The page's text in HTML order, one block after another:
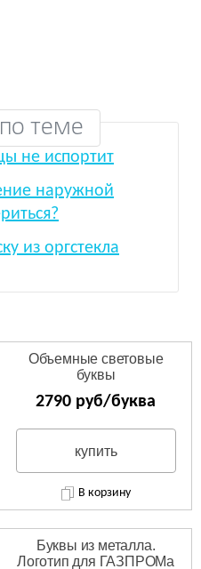
теме
не испортит
наружной
из оргстекла
Объемные световые
буквы
2790 руб/буква
купить
В корзину
Буквы из металла.
Логотип для ГАЗПРОМа